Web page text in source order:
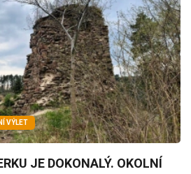
VÝLET
JE DOKONALÝ. OKOLNÍ